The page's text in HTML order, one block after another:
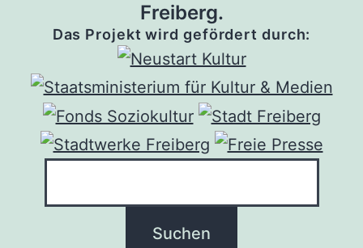
Freiberg.
Das Projekt wird gefördert durch: